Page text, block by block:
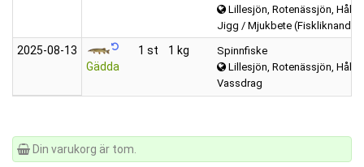
Lillesjön, Rotenässjön,
Jigg / Mjukbete (Fiskliknande)
2025‑08‑13
Gädda
1 st 1 kg
Spinnfiske
Lillesjön, Rotenässjön,
Vassdrag
Din varukorg är tom.